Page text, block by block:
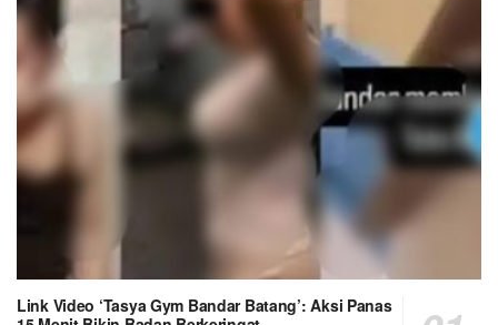
Link Video ‘Tasya Gym Bandar Batang’: Aksi Panas